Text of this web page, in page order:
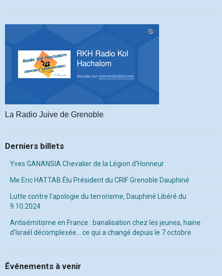
La Radio Juive de Grenoble
Derniers billets
Yves GANANSIA Chevalier de la Légion d'Honneur
Me Eric HATTAB Élu Président du CRIF Grenoble Dauphiné
Lutte contre l'apologie du terrorisme, Dauphiné Libéré du
9.10.2024
Antisémitisme en France : banalisation chez les jeunes, haine
d’Israël décomplexée… ce qui a changé depuis le 7 octobre
Événements à venir